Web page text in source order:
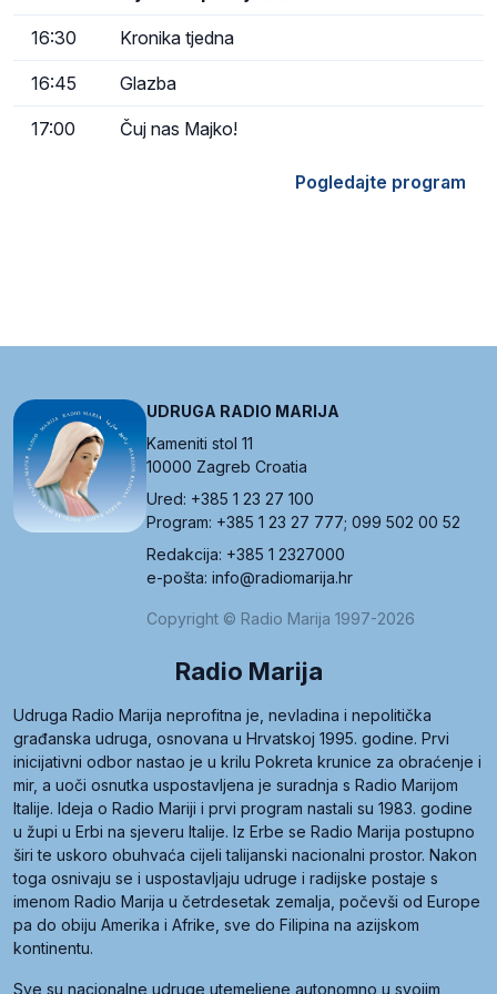
16:30 Kronika tjedna
16:45 Glazba
17:00 Čuj nas Majko!
Pogledajte program
UDRUGA RADIO MARIJA
Kameniti stol 11
10000 Zagreb Croatia
Ured: +385 1 23 27 100
Program: +385 1 23 27 777; 099 502 00 52
Redakcija: +385 1 2327000
e-pošta: info@radiomarija.hr
Copyright © Radio Marija 1997-2026
Radio Marija
Udruga Radio Marija neprofitna je, nevladina i nepolitička
građanska udruga, osnovana u Hrvatskoj 1995. godine. Prvi
inicijativni odbor nastao je u krilu Pokreta krunice za obraćenje i
mir, a uoči osnutka uspostavljena je suradnja s Radio Marijom
Italije. Ideja o Radio Mariji i prvi program nastali su 1983. godine
u župi u Erbi na sjeveru Italije. Iz Erbe se Radio Marija postupno
širi te uskoro obuhvaća cijeli talijanski nacionalni prostor. Nakon
toga osnivaju se i uspostavljaju udruge i radijske postaje s
imenom Radio Marija u četrdesetak zemalja, počevši od Europe
pa do obiju Amerika i Afrike, sve do Filipina na azijskom
kontinentu.
Sve su nacionalne udruge utemeljene autonomno u svojim